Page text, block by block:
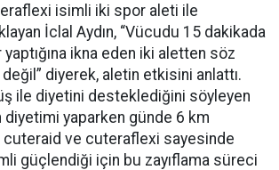
isimli iki spor aleti ile
İclal Aydın, “Vücudu 15 dakikada
ikna eden iki aletten söz
diyerek, aletin etkisini anlattı.
ile diyetini desteklediğini söyleyen
diyetimi yaparken günde 6 km
cuteraid ve cuteraflexi sayesinde
güçlendiği için bu zayıflama süreci